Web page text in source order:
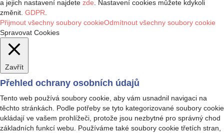
a jejich nastavení najdete zde . Nastavení cookies můžete kdykoli
změnit. GDPR
Přijmout všechny soubory cookieOdmítnout všechny soubory cookie
Spravovat Cookies
Zavřít
Přehled ochrany osobních údajů
Tento web používá soubory cookie, aby vám usnadnil navigaci na
těchto stránkách. Podle potřeby se tyto kategorizované soubory cookie
ukládají ve vašem prohlížeči, protože jsou nezbytné pro správný chod
základních funkcí webu. Používáme také soubory cookie třetích stran,